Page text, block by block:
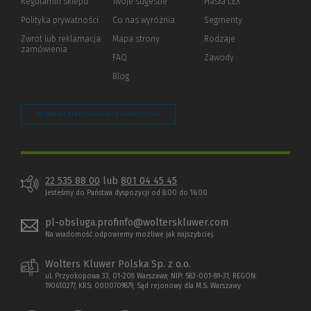
Polityka prywatności (Nowe
(Link
innej
Zwrot lub reklamacja
zamówienia
innej
strony)
Co nas wyróżnia
Mapa strony
FAQ
Blog
Segmenty
Rodzaje
Zawody
Zarządzaj preferencjami plików cookie
22 535 88 00 lub 801 04 45 45
Jesteśmy do Państwa dyspozycji od 8:00 do 16:00
pl-obsluga.profinfo@wolterskluwer.com
Na wiadomość odpowiemy możliwe jak najszybciej.
Wolters Kluwer Polska Sp. z o.o.
ul. Przyokopowa 33, 01-208 Warszawa; NIP: 583-001-89-31, REGON:
190610277, KRS: 0000709879, Sąd rejonowy dla M.S. Warszawy